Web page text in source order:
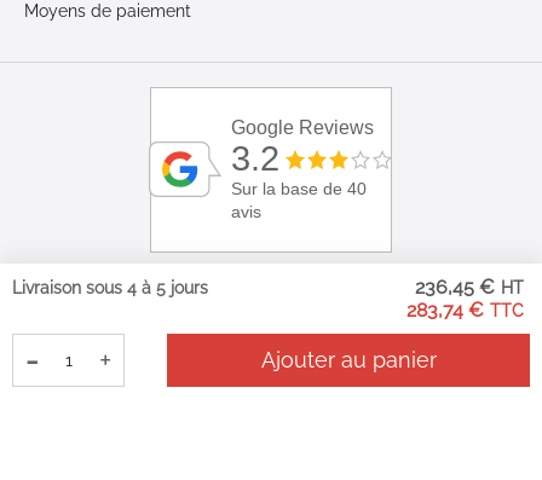
283,74 €
236,45 €
Livraison sous 4 à 5 jours
- + Ajouter au panier
Moyens de paiement
Google Reviews
3.2
Sur la base de 40
avis